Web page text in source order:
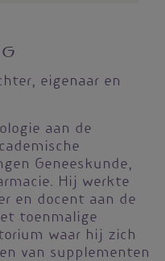
eigenaar en
aan de
Geneeskunde,
Hij werkte
en docent aan de
toenmalige
waar hij zich
van supplementen